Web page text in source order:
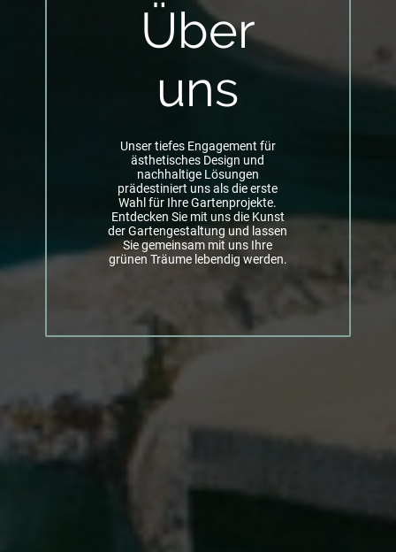
Über
uns
Unser tiefes Engagement für
ästhetisches Design und
nachhaltige Lösungen
prädestiniert uns als die erste
Wahl für Ihre Gartenprojekte.
Entdecken Sie mit uns die Kunst
der Gartengestaltung und lassen
Sie gemeinsam mit uns Ihre
grünen Träume lebendig werden.